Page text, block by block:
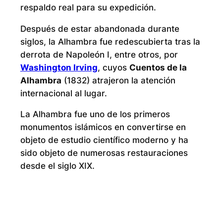
respaldo real para su expedición.
Después de estar abandonada durante
siglos, la Alhambra fue redescubierta tras la
derrota de Napoleón I, entre otros, por
Washington Irving, cuyos Cuentos de la
Alhambra (1832) atrajeron la atención
internacional al lugar.
La Alhambra fue uno de los primeros
monumentos islámicos en convertirse en
objeto de estudio científico moderno y ha
sido objeto de numerosas restauraciones
desde el siglo XIX.